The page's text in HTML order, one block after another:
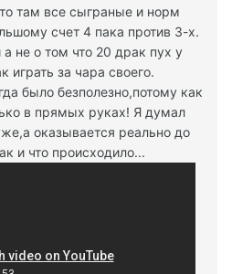
там все сыграные и норм
счет 4 пака против 3-х.
не о том что 20 драк пух у
играть за чара своего.
было безполезно,потому как
в прямых руках! Я думал
оказывается реально до
и что происходило...